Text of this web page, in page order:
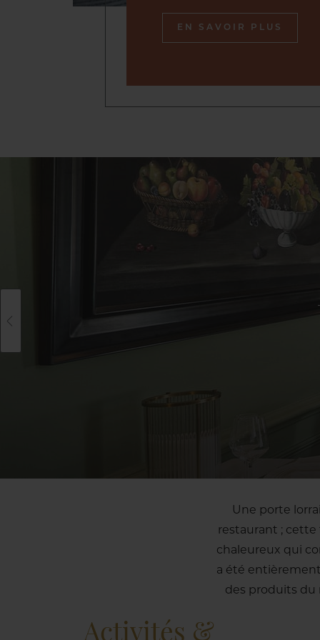
EN SAVOIR PLUS
Une porte
restaurant ;
chaleureux qui
a été
des produits du
Activités &